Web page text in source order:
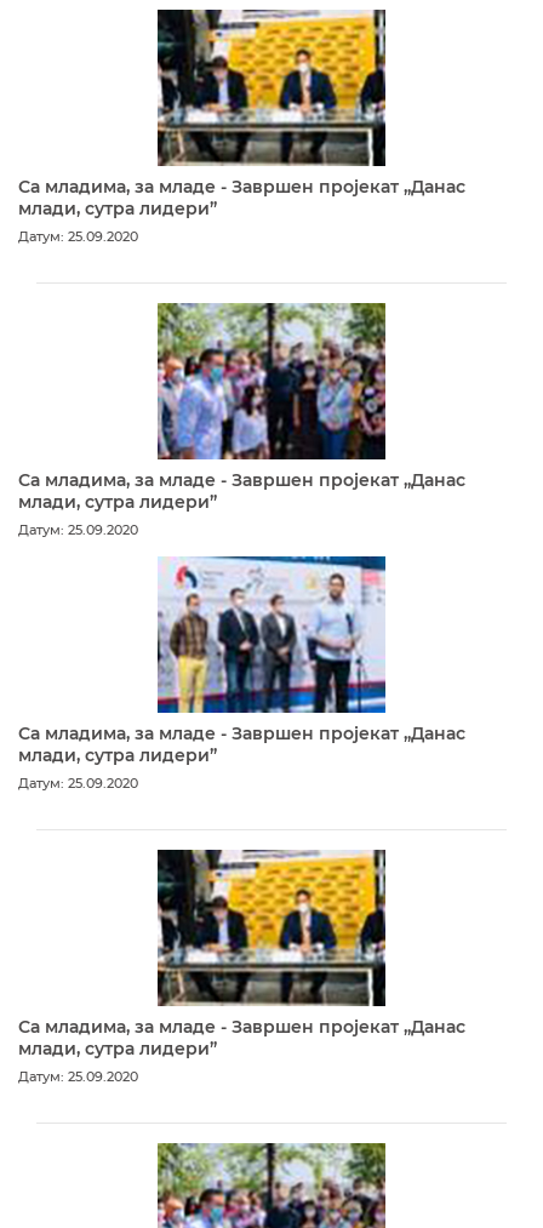
Са младима, за младе - Завршен пројекат „Данас
млади, сутра лидери”
Датум: 25.09.2020
Са младима, за младе - Завршен пројекат „Данас
млади, сутра лидери”
Датум: 25.09.2020
Са младима, за младе - Завршен пројекат „Данас
млади, сутра лидери”
Датум: 25.09.2020
Са младима, за младе - Завршен пројекат „Данас
млади, сутра лидери”
Датум: 25.09.2020